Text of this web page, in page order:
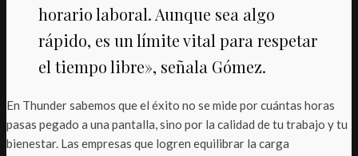
horario laboral. Aunque sea algo
rápido, es un límite vital para respetar
el tiempo libre», señala Gómez.
En Thunder sabemos que el éxito no se mide por cuántas horas
pasas pegado a una pantalla, sino por la calidad de tu trabajo y tu
bienestar. Las empresas que logren equilibrar la carga